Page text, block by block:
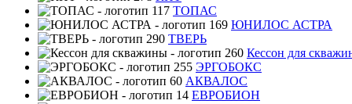
ТОПАС
ЮНИЛОС АСТРА
ТВЕРЬ
Кессон для
ЭРГОБОКС
АКВАЛОС
ЕВРОБИОН